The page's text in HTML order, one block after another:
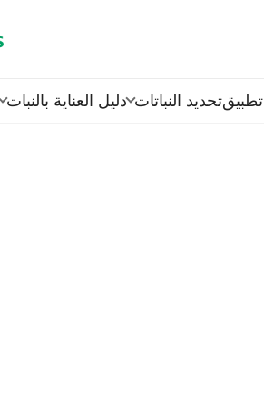
دليل العناية بالنبات تحديد النباتاتتطبيق